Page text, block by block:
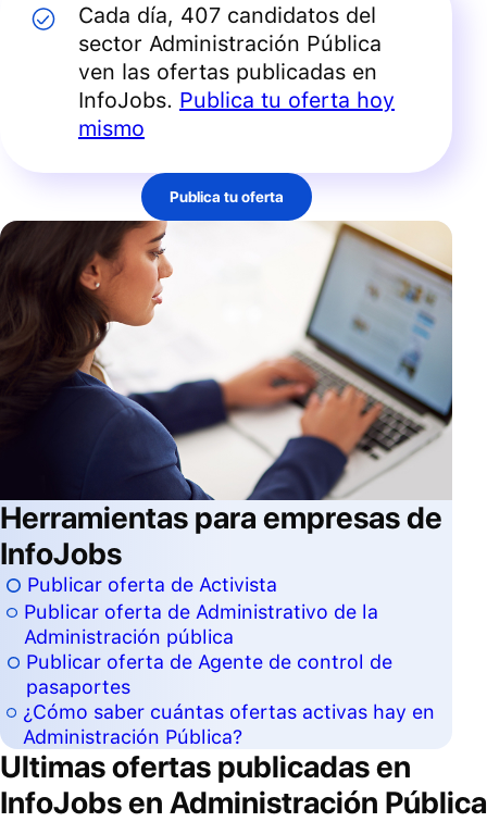
Cada día, 407 candidatos del
sector Administración Pública
ven las ofertas publicadas en
InfoJobs. Publica tu oferta hoy
mismo
Publica tu oferta
Herramientas para empresas de
InfoJobs
Publicar oferta de Activista
Publicar oferta de Administrativo de la
Administración pública
Publicar oferta de Agente de control de
pasaportes
¿Cómo saber cuántas ofertas activas hay en
Administración Pública?
Ultimas ofertas publicadas en
InfoJobs en Administración Pública